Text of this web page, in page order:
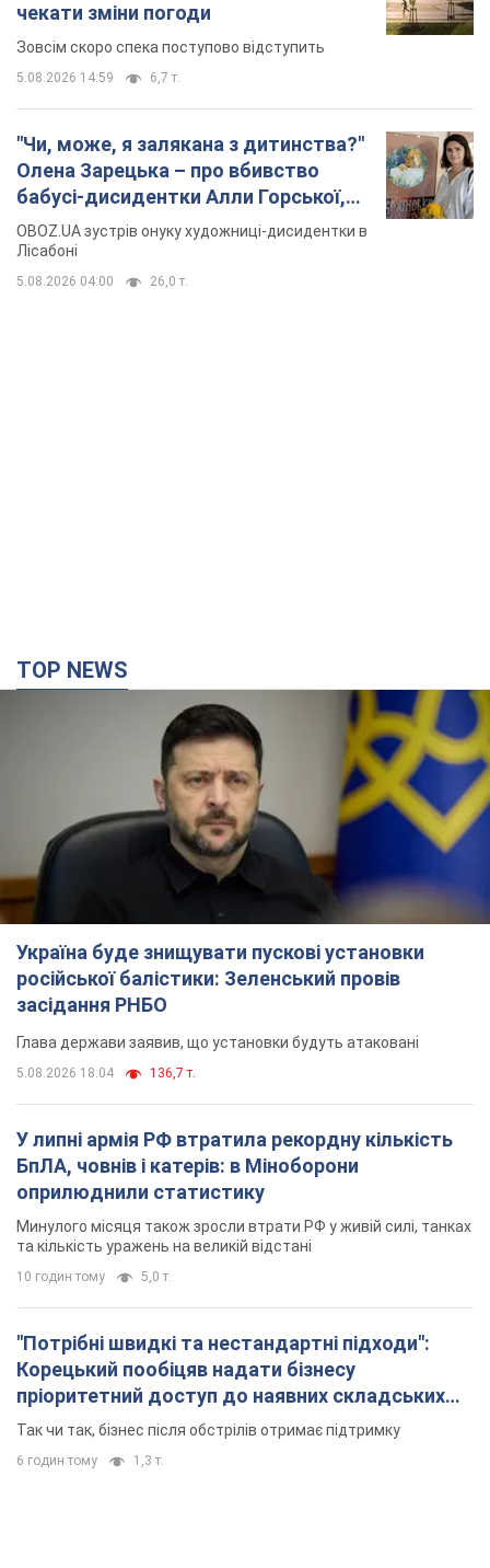
чекати зміни погоди
Зовсім скоро спека поступово відступить
5.08.2026 14:59 6,7 т.
"Чи, може, я залякана з дитинства?"
Олена Зарецька – про вбивство
бабусі-дисидентки Алли Горської,
критику Дмитра Стуса та втечу в
Португалію з 5 дітьми
OBOZ.UA зустрів онуку художниці-дисидентки в
Лісабоні
5.08.2026 04:00 26,0 т.
TOP NEWS
Україна буде знищувати пускові установки
російської балістики: Зеленський провів
засідання РНБО
Глава держави заявив, що установки будуть атаковані
5.08.2026 18:04 136,7 т.
У липні армія РФ втратила рекордну кількість
БпЛА, човнів і катерів: в Міноборони
оприлюднили статистику
Минулого місяця також зросли втрати РФ у живій силі, танках
та кількість уражень на великій відстані
10 годин тому 5,0 т.
"Потрібні швидкі та нестандартні підходи":
Корецький пообіцяв надати бізнесу
пріоритетний доступ до наявних складських
приміщень
Так чи так, бізнес після обстрілів отримає підтримку
6 годин тому 1,3 т.